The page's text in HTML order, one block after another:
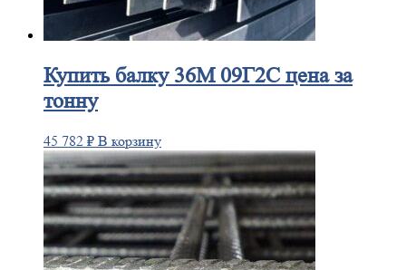
Купитьбалку 36М 09Г2С цена за
тонну
45 782 ₽ В корзину